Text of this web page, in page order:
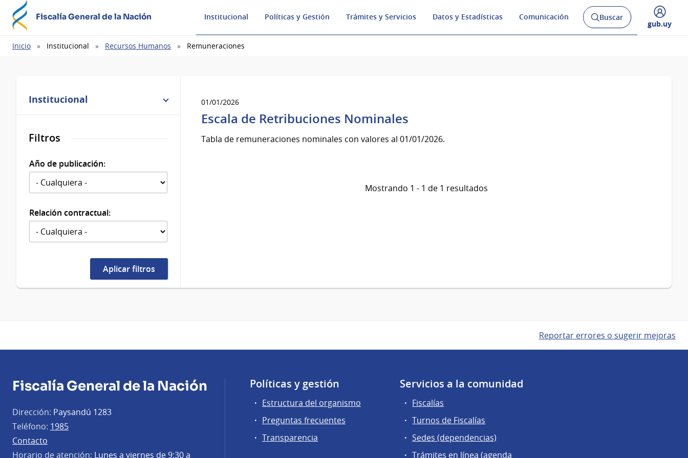
Fiscalía General de la Nación Institucional Políticas y Gestión Trámites y Servicios Datos y Estadísticas Comunicación
Abrir
buscador
Buscar
Desplegar
gub.uy
Ruta
Inicio Institucional Recursos Humanos Remuneraciones
Institucional
Filtros
Año de publicación:
Relación contractual:
01/01/2026
Escala de Retribuciones Nominales
Tabla de remuneraciones nominales con valores al 01/01/2026.
Mostrando 1 - 1 de 1 resultados
Reportar errores o sugerir mejoras
Fiscalía General de la Nación
Dirección: Paysandú 1283
Teléfono: 1985
Contacto
Horario de atención: Lunes a viernes de 9:30 a
Políticas y gestión
Estructura del organismo
Preguntas frecuentes
Transparencia
Servicios a la comunidad
Fiscalías
Turnos de Fiscalías
Sedes (dependencias)
Trámites en línea (agenda